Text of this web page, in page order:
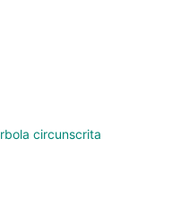
circunscrita